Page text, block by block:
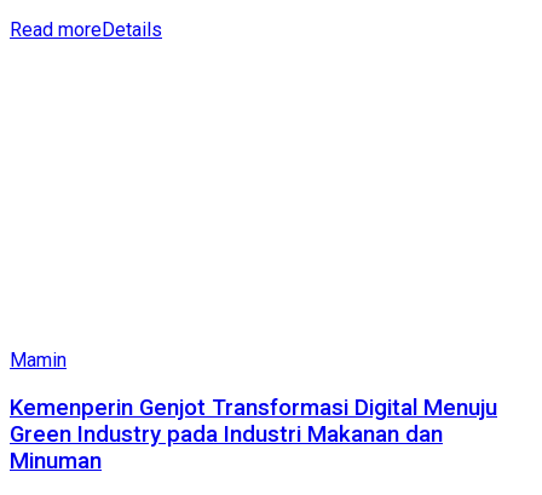
Read moreDetails
Mamin
Kemenperin Genjot Transformasi Digital Menuju
Green Industry pada Industri Makanan dan
Minuman